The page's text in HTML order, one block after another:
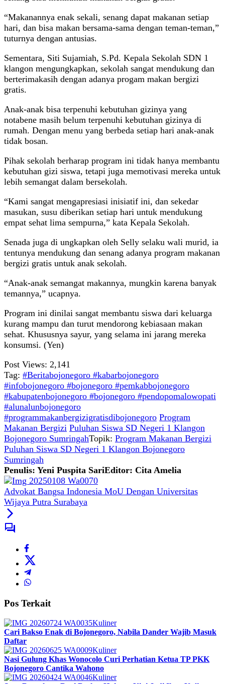
“Makanannya enak sekali, senang dapat makanan setiap
hari, dan bisa makan bersama-sama dengan teman-teman,”
tuturnya dengan antusias.
Sementara, Siti Sujamiah, S.Pd. Kepala Sekolah SDN 1
klangon mengungkapkan, sekolah sangat mendukung dan
berterimakasih dengan adanya progam makan bergizi
gratis.
Anak-anak bisa terpenuhi kebutuhan gizinya yang
notabene masih belum terpenuhi kebutuhan gizinya di
rumah. Dengan menu yang berbeda setiap hari anak-anak
tidak bosan.
Pihak sekolah berharap program ini tidak hanya membantu
kebutuhan gizi siswa, tetapi juga memotivasi mereka untuk
lebih semangat dalam bersekolah.
“Kami sangat mengapresiasi inisiatif ini, dan sekedar
masukan, susu diberikan setiap hari untuk mendukung
empat sehat lima sempurna,” kata Kepala Sekolah.
Senada juga di ungkapkan oleh Selly selaku wali murid, ia
tentunya mendukung dan senang adanya program makanan
bergizi gratis untuk anak sekolah.
“Anak-anak semangat makannya, mungkin karena banyak
temannya,” ucapnya.
Program ini dinilai sangat membantu siswa dari keluarga
kurang mampu dan turut mendorong kebiasaan makan
sehat. Khususnya sayur, yang selama ini jarang mereka
konsumsi. (Yen)
Post Views: 2,141
Tag: #Beritabojonegoro #kabarbojonegoro
#infobojonegoro #bojonegoro #pemkabbojonegoro
#kabupatenbojonegoro #bojonegoro #pendopomalowopati
#alunalunbojonegoro
#programmakanbergizigratisdibojonegoro Program
Makanan Bergizi Puluhan Siswa SD Negeri 1 Klangon
Bojonegoro SumringahTopik: Program Makanan Bergizi
Puluhan Siswa SD Negeri 1 Klangon Bojonegoro
Sumringah
Penulis: Yeni Puspita SariEditor: Cita Amelia
Advokat Bangsa Indonesia MoU Dengan Universitas
Wijaya Putra Surabaya
Pos Terkait
Kuliner
Cari Bakso Enak di Bojonegoro, Nabila Dander Wajib Masuk
Daftar
Kuliner
Nasi Gulung Khas Wonocolo Curi Perhatian Ketua TP PKK
Bojonegoro Cantika Wahono
Kuliner